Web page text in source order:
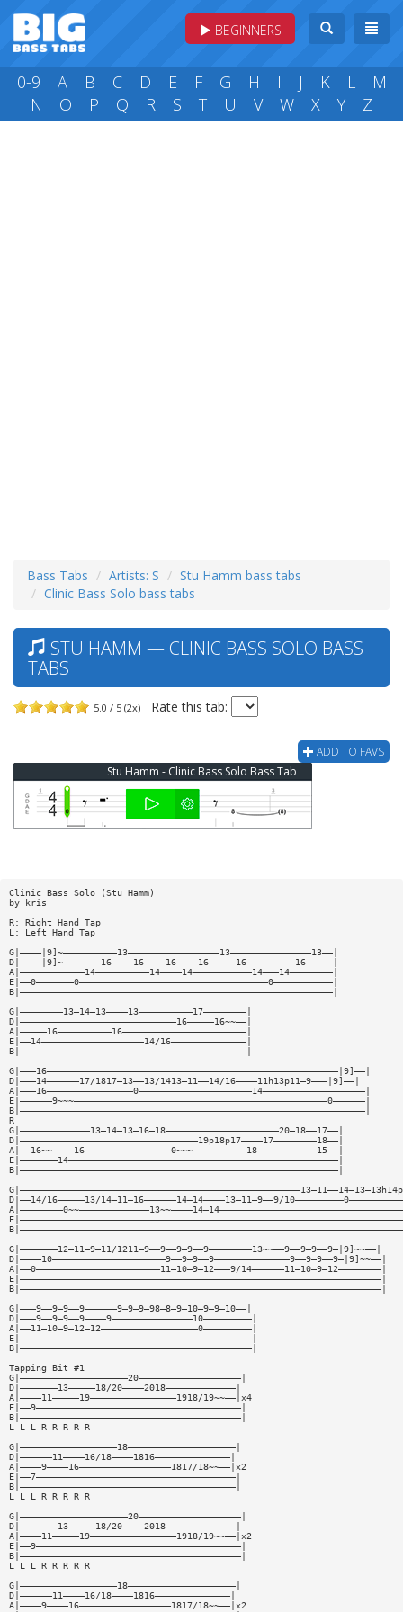
BEGINNERS
0-9 A B C D E F G H I J K L
M
N
O P Q R S T U V W X Y Z
Bass Tabs Artists: S
Stu Hamm bass tabs
Clinic Bass Solo bass tabs
STU HAMM — CLINIC BASS SOLO BASS
TABS
5.0 / 5 (2x) Rate this tab:
ADD TO FAVS
Stu Hamm - Clinic Bass Solo Bass Tab
Clinic Bass Solo (Stu Hamm)
by kris
R: Right Hand Tap
L: Left Hand Tap
G|————|9]~——————————13—————————————————13———————————————13——|
D|————|9]~———————16————16————16————16—————16—————————16—————|
A|————————————14——————————14————14———————————14———14————————|
E|——0———————0———————————————————————————————————0———————————|
B|——————————————————————————————————————————————————————————|
G|————————13—14—13————13——————————17————————|
D|—————————————————————————————16—————16~~——|
A|—————16——————————16———————————————————————|
E|——14———————————————————14/16——————————————|
B|——————————————————————————————————————————|
G|———16——————————————————————————————————————————————————————|9]——|
D|———14——————17/1817—13——13/1413—11——14/16————11h13p11—9———|9]——|
A|———16————————————————0—————————————————————14———————————————————|
E|——————9~~~———————————————————————————————————————————————0——————|
B|————————————————————————————————————————————————————————————————|
R
G|—————————————13—14—13—16—18—————————————————————20—18——17——|
D|—————————————————————————————————19p18p17————17————————18——|
A|——16~~————16————————————————0~~~——————————18———————————15——|
E|———————14——————————————————————————————————————————————————|
B|———————————————————————————————————————————————————————————|
D|——14/16—————13/14—11—16——————14—14————13—11—9——9/
G|———————12—11—9—11/1211—9——9——9—9——9————————13~~——9——9—9——9—|9]~~——|
D|————10—————————————————————9——9—9——9——————————————9——9—9——9—|9]~~——|
A|——0———————————————————————11—10—9—12———9/14——————11—10—9—12————————|
E|———————————————————————————————————————————————————————————————————|
B|———————————————————————————————————————————————————————————————————|
G|———9——9—9——9——————9—9—9—98—8—9—10—9—9—10——|
D|———9——9—9——9————9———————————————10—————————|
A|——11—10—9—12—12——————————————————0—————————|
E|———————————————————————————————————————————|
B|———————————————————————————————————————————|
Tapping Bit #1
G|————————————————————20———————————————————|
D|———————13—————18/20————2018—————————————|
A|————11—————19————————————————1918/19~~——|x4
E|——9——————————————————————————————————————|
B|—————————————————————————————————————————|
L L L R R R R R
G|——————————————————18————————————————————|
D|——————11————16/18————1816——————————————|
A|————9————16—————————————————1817/18~~——|x2
E|——7—————————————————————————————————————|
B|————————————————————————————————————————|
L L L R R R R R
G|————————————————————20———————————————————|
D|———————13—————18/20————2018—————————————|
A|————11—————19————————————————1918/19~~——|x2
E|——9——————————————————————————————————————|
B|—————————————————————————————————————————|
L L L R R R R R
G|——————————————————18————————————————————|
D|——————11————16/18————1816——————————————|
A|————9————16—————————————————1817/18~~——|x2